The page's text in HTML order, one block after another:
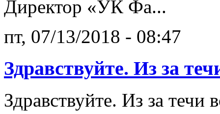
Директор «УК Фа...
пт, 07/13/2018 - 08:47
Здравствуйте. Из за
Здравствуйте. Из за течи